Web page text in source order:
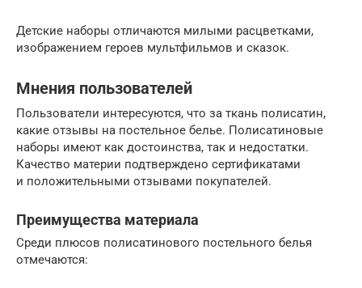
Детские наборы отличаются милыми расцветками,
изображением героев мультфильмов и сказок.
Мнения пользователей
Пользователи интересуются, что за ткань полисатин,
какие отзывы на постельное белье. Полисатиновые
наборы имеют как достоинства, так и недостатки.
Качество материи подтверждено сертификатами
и положительными отзывами покупателей.
Преимущества материала
Среди плюсов полисатинового постельного белья
отмечаются: